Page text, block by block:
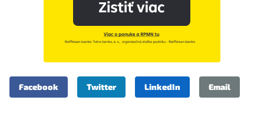
Facebook Twitter LinkedIn Email